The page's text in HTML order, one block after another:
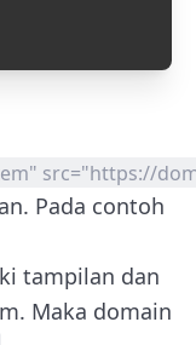
src="https://
Pada contoh
tampilan dan
Maka domain